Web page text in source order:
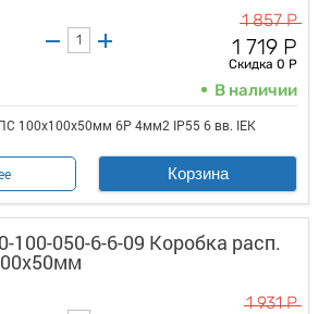
1 857 Р
1 719 Р
Скидка 0 Р
В наличии
100х100х50мм 6P 4мм2 IP55 6 вв. IEK
Корзина
100-050-6-6-09 Коробка расп.
1 931 Р